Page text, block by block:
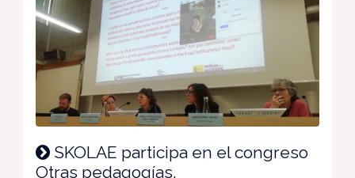
SKOLAE participa en el congreso
Otras pedagogías,